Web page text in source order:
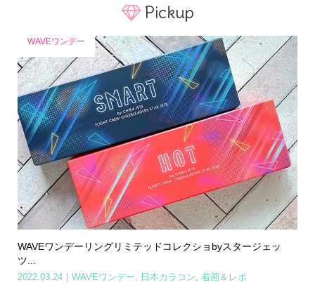
Pickup
WAVEワンデー
WAVEワンデーリングリミテッドコレクショbyスタージェッ
ツ...
2022.03.24 WAVEワンデー, 日本カラコン, 着画＆レポ